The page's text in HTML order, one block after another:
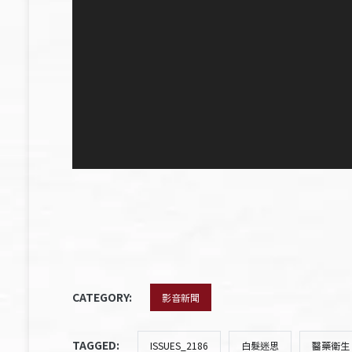
CATEGORY: 影音新聞
TAGGED: ISSUES_2186 白髮迷思 醫藥衛生